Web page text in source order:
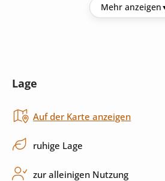
Herd
Spülmaschine
Außenbereich
Mehr anzeigen
Lage
Auf der Karte anzeigen
ruhige Lage
zur alleinigen Nutzung